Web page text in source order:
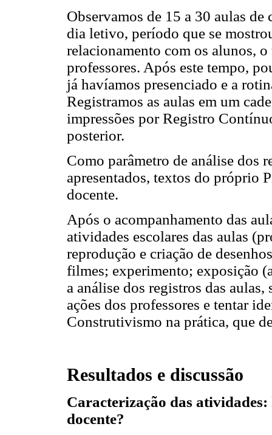
Observamos de 15 a 30 aulas
dia letivo, período que se
relacionamento com os alunos,
professores. Após este tempo,
já havíamos presenciado e a
Registramos as aulas em um
impressões por Registro
posterior.
Como parâmetro de análise dos
apresentados, textos do próprio
docente.
Após o acompanhamento das
atividades escolares das aulas
reprodução e criação de
filmes; experimento; exposição
a análise dos registros das
ações dos professores e tentar
Construtivismo na prática, que
Resultados e discussão
Caracterização das
docente?